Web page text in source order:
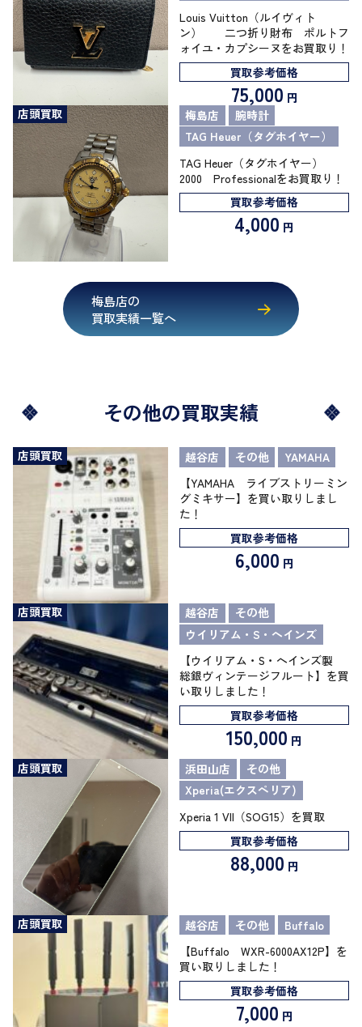
Louis Vuitton（ルイヴィト
ン） 二つ折り財布 ポルトフ
ォイユ・カプシーヌをお買取り！
買取参考価格
75,000 円
店頭買取
梅島店
腕時計
TAG Heuer（タグホイヤー）
TAG Heuer（タグホイヤー）
2000 Professionalをお買取り！
買取参考価格
4,000 円
梅島店の
買取実績一覧へ
その他の買取実績
店頭買取 越谷店 その他
YAMAHA
【YAMAHA ライブストリーミン
グミキサー】を買い取りしまし
た！
買取参考価格
6,000 円
店頭買取 越谷店
その他
ウイリアム・S・ヘインズ
【ウイリアム・S・ヘインズ製
総銀ヴィンテージフルート】を買
い取りしました！
買取参考価格
150,000 円
店頭買取
浜田山店
その他
Xperia(エクスペリア)
Xperia 1 VII（SOG15）を買取
買取参考価格
88,000 円
店頭買取 越谷店 その他
Buffalo
【Buffalo WXR-6000AX12P】を
買い取りしました！
買取参考価格
7,000 円